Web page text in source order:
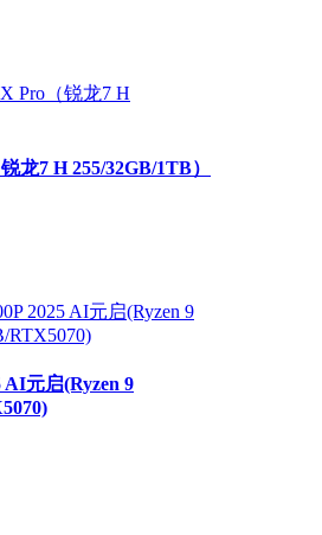
龙7 H 255/32GB/1TB）
AI元启(Ryzen 9